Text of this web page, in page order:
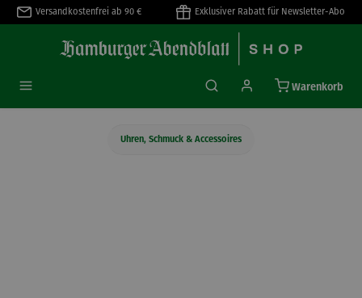
springen
Versandkostenfrei ab 90 € Exklusiver Rabatt für Newsletter-Abo
Warenkorb
Uhren, Schmuck & Accessoires